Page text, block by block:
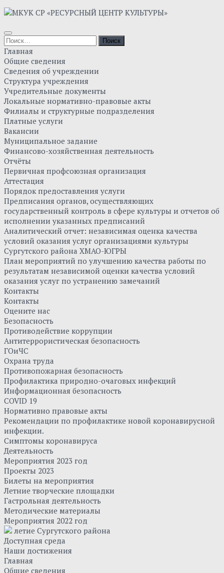
Skip
content
Найти:
Главная
Общие сведения
Сведения об учреждении
Структура учреждения
Учредительные документы
Локальные нормативно-правовые акты
Филиалы и структурные подразделения
Платные услуги
Вакансии
Муниципальное задание
Финансово-хозяйственная деятельность
Отчёты
Первичная профсоюзная организация
Аттестация
Порядок предоставления услуги
Предписания органов, осуществляющих
государственный контроль в сфере культуры и отчетов об
исполнении указанных предписаний
Аналитический отчет: независимая оценка качества
условий оказания услуг организациями культуры
Сургутского района ХМАО-ЮГРЫ
План мероприятий по улучшению качества работы по
результатам независимой оценки качества условий
оказания услуг по устранению замечаний
Контакты
Контакты
Оцените нас
Безопасность
Противодействие коррупции
Антитеррористическая безопасность
ГОиЧС
Охрана труда
Противопожарная безопасность
Профилактика природно-очаговых инфекций
Информационная безопасность
COVID 19
Нормативно правовые акты
Рекомендации по профилактике новой коронавирусной
инфекции.
Симптомы коронавируса
Деятельность
Мероприятия 2023 год
Проекты 2023
Билеты на мероприятия
Летние творческие площадки
Гастрольная деятельность
Методические материалы
Мероприятия 2022 год
летие Сургутского района
Доступная среда
Наши достижения
Главная
Общие сведения